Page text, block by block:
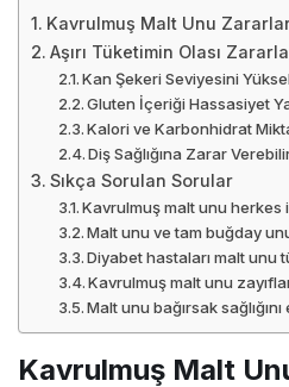
Kavrulmuş Malt Unu
Aşırı Tüketimin Olası
Kan Şekeri Seviyesini
Gluten İçeriği Hassasiyet
Kalori ve Karbonhidrat
Diş Sağlığına Zarar
Sıkça Sorulan Sorular
Kavrulmuş malt unu herkes
Malt unu ve tam buğday
Diyabet hastaları malt unu
Kavrulmuş malt unu
Malt unu bağırsak
Kavrulmuş Malt